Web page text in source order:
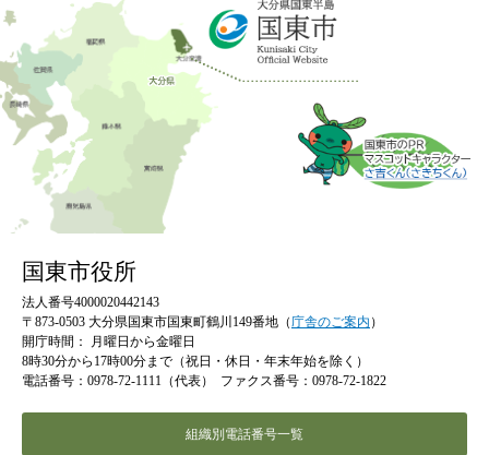
国東市役所
法人番号4000020442143
〒873-0503 大分県国東市国東町鶴川149番地（庁舎のご案内 ）
開庁時間：
月曜日から金曜日
8時30分から17時00分まで（祝日・休日・年末年始を除く）
電話番号：0978-72-1111（代表）
ファクス番号：0978-72-1822
組織別電話番号一覧